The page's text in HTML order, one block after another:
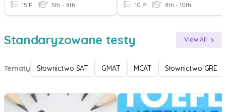
15 P 5th - 8th 10 P 8th - 10th
Standaryzowane testy View All
Tematy Słownictwo SAT GMAT MCAT Słownictwo GRE